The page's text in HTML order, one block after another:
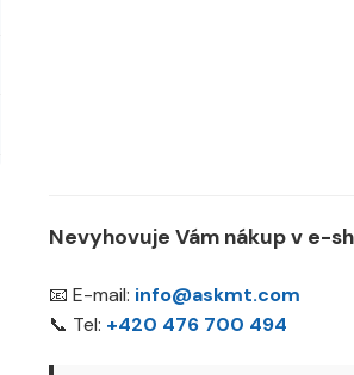
Nevyhovuje Vám nákup v e-
📧 E-mail: info@askmt.com
📞 Tel: +420 476 700 494